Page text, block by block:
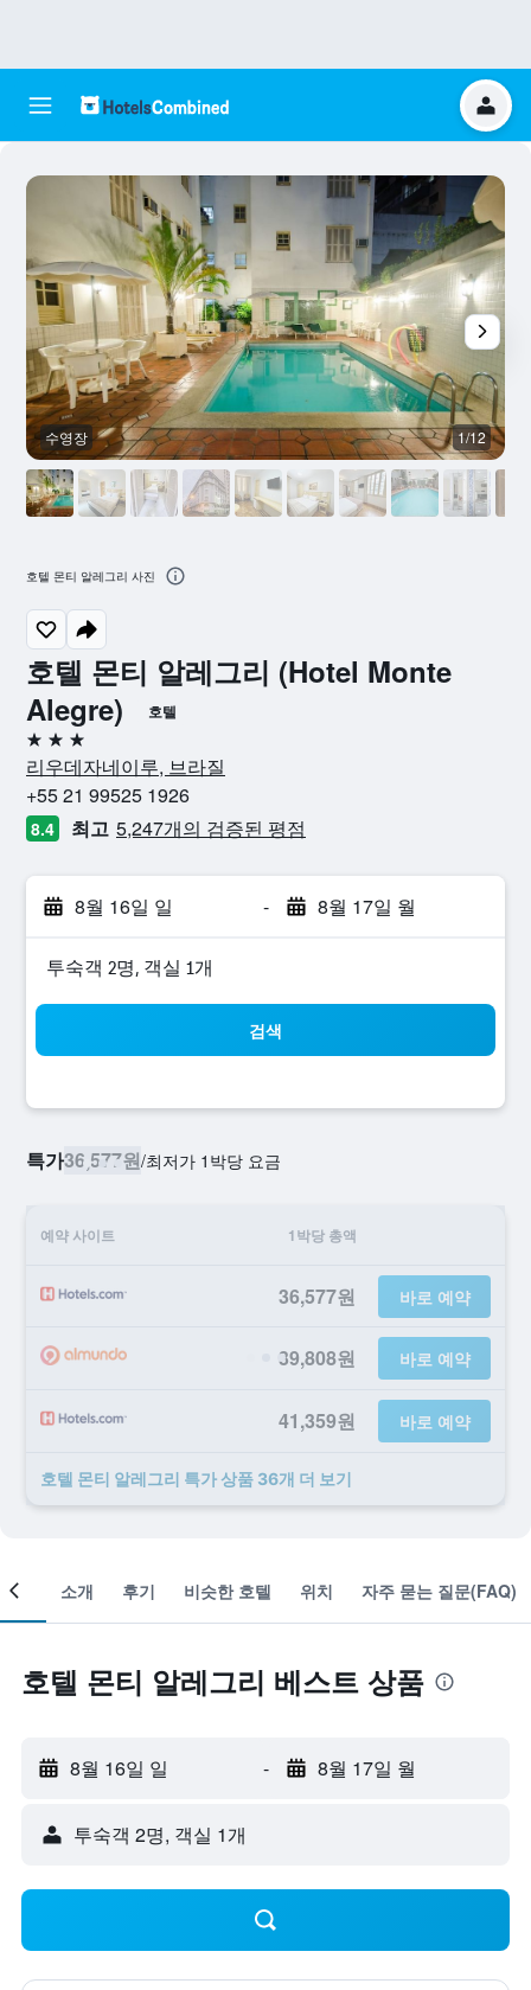
호텔 몬티 알레그리 (Hotel Monte
Alegre)
호텔
3성급
리우데자네이루, 브라질
+55 21 99525 1926
8.4 최고 5,247개의 검증된 평점
8월 16일 일 - 8월 17일 월
​투숙객 2​명, ​객실 1개
검색
특가36,577원/​최저가 1박당 요금
예약 사이트 1박당 총액
36,577원 바로 예약
39,808원 바로 예약
41,359원 바로 예약
호텔 몬티 알레그리 ​특가 ​상품 36개 ​더 ​보기
수영장 1/12
호텔 몬티 알레그리 사진
객실 소개 후기 비슷한 호텔 위치 자주 묻는 질문(FAQ)
호텔 몬티 알레그리 베스트 상품
8월 16일 일 - 8월 17일 월
​투숙객 2​명, ​객실 1개